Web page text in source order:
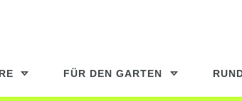
FÜR DEN GARTEN